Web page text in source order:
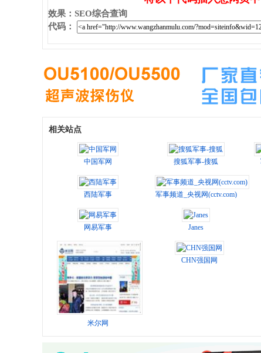
效果 ： SEO综合查询
代码 ：
相关站点
中国军网 搜狐军事-搜狐
西陆军事 军事频道_央视网(cctv.com)
网易军事 Janes
米尔网
CHN强国网